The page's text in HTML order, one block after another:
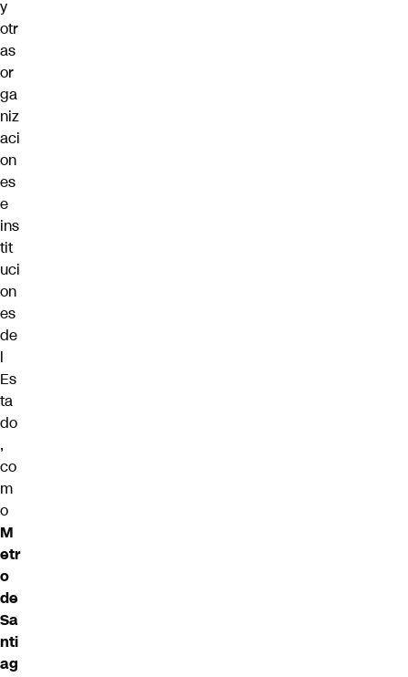
y
otr
as
or
ga
niz
aci
on
es
e
ins
tit
uci
on
es
de
l
Es
ta
do
,
co
m
o
M
etr
o
de
Sa
nti
ag